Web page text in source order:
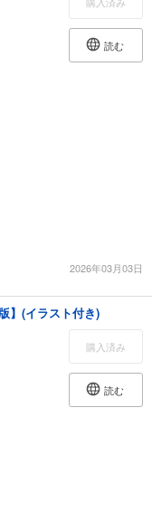
読む
2026年03月03日
】(イラスト付き)
購入済み
読む